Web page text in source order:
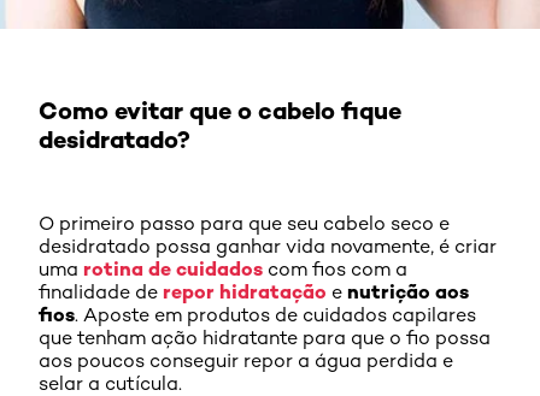
Como evitar que o cabelo fique
desidratado?
O primeiro passo para que seu cabelo seco e
desidratado possa ganhar vida novamente, é criar
uma rotina de cuidados com fios com a
finalidade de repor hidratação e nutrição aos
fios. Aposte em produtos de cuidados capilares
que tenham ação hidratante para que o fio possa
aos poucos conseguir repor a água perdida e
selar a cutícula.